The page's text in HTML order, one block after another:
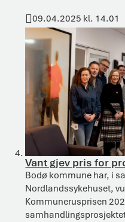
Publisert
09.04.2025 kl. 14.01
Vant gjev pris for
Bodø kommune har, i
Nordlandssykehuset,
Kommunerusprisen